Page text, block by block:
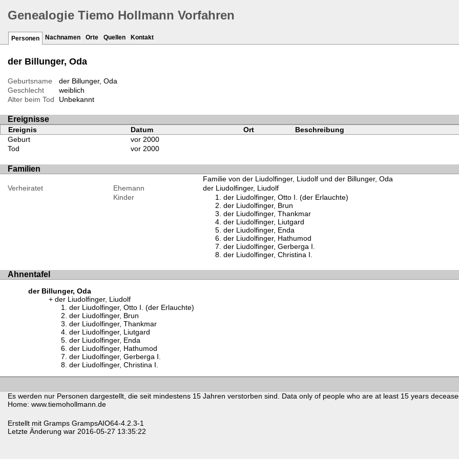
Genealogie Tiemo Hollmann Vorfahren
Personen Nachnamen Orte Quellen Kontakt
der Billunger, Oda
Geburtsname
der Billunger, Oda
Geschlecht
weiblich
Alter beim Tod
Unbekannt
Ereignisse
Ereignis Datum Ort
Beschreibung
Geburt
vor 2000
Tod
vor 2000
Familien
Familie von der Liudolfinger, Liudolf und der Billunger, Oda
Verheiratet
Ehemann
der Liudolfinger, Liudolf
Kinder
der Liudolfinger, Otto I. (der Erlauchte)
der Liudolfinger, Brun
der Liudolfinger, Thankmar
der Liudolfinger, Liutgard
der Liudolfinger, Enda
der Liudolfinger, Hathumod
der Liudolfinger, Gerberga I.
der Liudolfinger, Christina I.
Ahnentafel
der Billunger, Oda
der Liudolfinger, Liudolf
der Liudolfinger, Otto I. (der Erlauchte)
der Liudolfinger, Brun
der Liudolfinger, Thankmar
der Liudolfinger, Liutgard
der Liudolfinger, Enda
der Liudolfinger, Hathumod
der Liudolfinger, Gerberga I.
der Liudolfinger, Christina I.
Es werden nur Personen dargestellt, die seit mindestens 15 Jahren verstorben sind. Data only of people who are at least 15 years
Home: www.tiemohollmann.de
Erstellt mit Gramps GrampsAIO64-4.2.3-1
Letzte Änderung war 2016-05-27 13:35:22